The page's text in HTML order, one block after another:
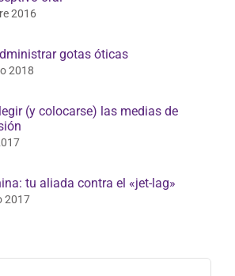
2016
gotas óticas
2018
(y colocarse) las medias de
tu aliada contra el «jet-lag»
2017